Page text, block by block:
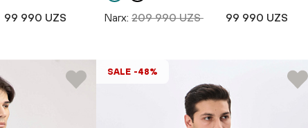
99 990 UZS Narx: 209 990 UZS 99 990 UZS
SALE -48%